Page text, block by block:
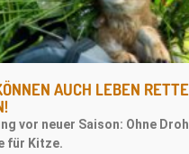
AUCH LEBEN
vor neuer Saison: Ohne
für Kitze.